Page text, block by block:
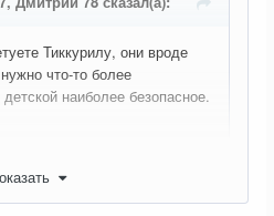
Тиккурилу, они вроде
что-то более
наиболее безопасное.